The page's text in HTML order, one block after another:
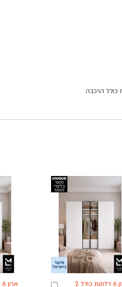
כולל הרכבה
ארון 6 דלתות כולל 2
הוספה